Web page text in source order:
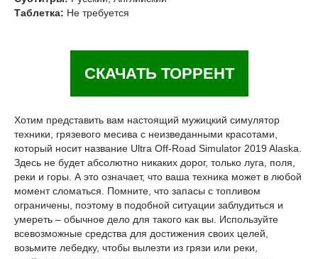
Таблетка: Не требуется
СКАЧАТЬ ТОРРЕНТ
Хотим представить вам настоящий мужицкий симулятор
техники, грязевого месива с неизведанными красотами,
который носит название Ultra Off-Road Simulator 2019 Alaska.
Здесь не будет абсолютно никаких дорог, только луга, поля,
реки и горы. А это означает, что ваша техника может в любой
момент сломаться. Помните, что запасы с топливом
ограничены, поэтому в подобной ситуации заблудиться и
умереть – обычное дело для такого как вы. Используйте
всевозможные средства для достижения своих целей,
возьмите лебедку, чтобы вылезти из грязи или реки,